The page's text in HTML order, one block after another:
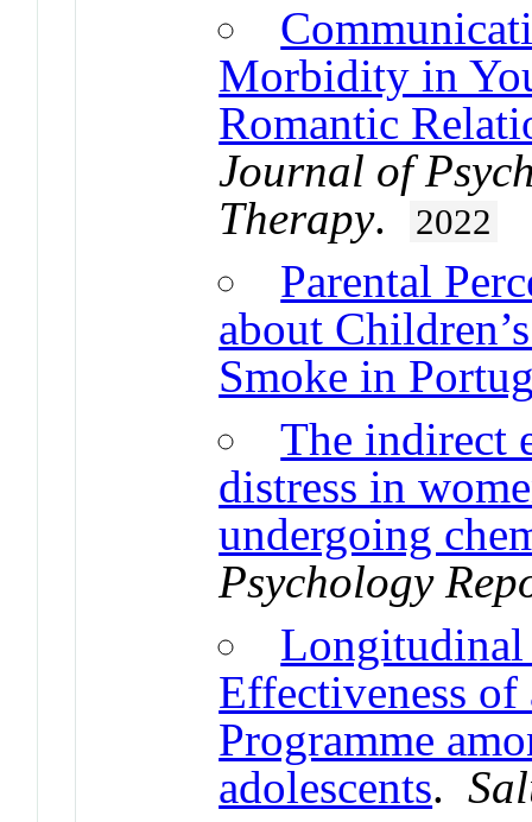
Morbidity in
Romantic
Journal of
Therapy. 2022
Parental
about
Smoke in
The indirect
distress in
undergoing
Psychology
Longitudinal
Effectiveness of
Programme
adolescents.